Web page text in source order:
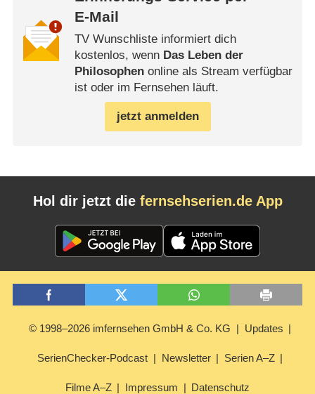
E-Mail
TV Wunschliste informiert dich
kostenlos, wenn Das Leben der
Philosophenonline als Stream verfügbar
ist oder im Fernsehen läuft.
jetzt anmelden
Hol dir jetzt die fernsehserien.de App
© 1998–2026 imfernsehen GmbH & Co. KG Updates
SerienChecker-Podcast Newsletter Serien A–Z
Filme A–Z Impressum Datenschutz